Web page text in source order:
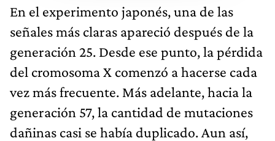
En el experimento japonés, una de las
señales más claras apareció después de la
generación 25. Desde ese punto, la pérdida
del cromosoma X comenzó a hacerse cada
vez más frecuente. Más adelante, hacia la
generación 57, la cantidad de mutaciones
dañinas casi se había duplicado. Aun así,